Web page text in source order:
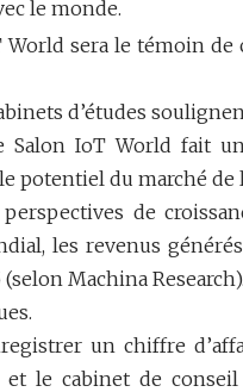
le monde.
sera le témoin
d’études
Salon IoT World fait
potentiel du marché de
perspectives de
les revenus
Machina
un chiffre
le cabinet de conseil